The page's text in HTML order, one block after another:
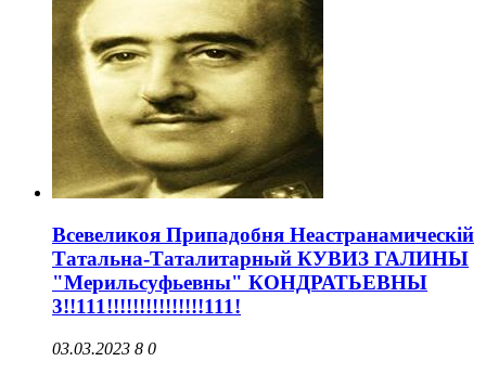
Всевеликоя Припадобня Неастранамическiй
Татальна-Таталитарный КУВИЗ ГАЛИНЫ
"Мерильсуфьевны" КОНДРАТЬЕВНЫ
3!!111!!!!!!!!!!!!!!!111!
03.03.2023 8 0